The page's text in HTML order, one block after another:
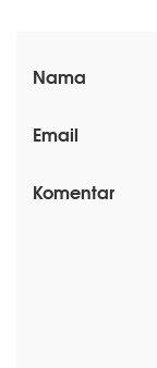
Nama
Email
Komentar